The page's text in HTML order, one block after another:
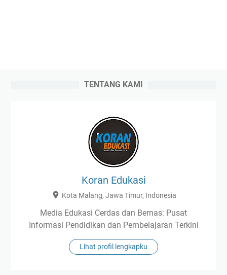
TENTANG KAMI
Koran Edukasi
Kota Malang, Jawa Timur, Indonesia
Media Edukasi Cerdas dan Bernas: Pusat
Informasi Pendidikan dan Pembelajaran Terkini
Lihat profil lengkapku